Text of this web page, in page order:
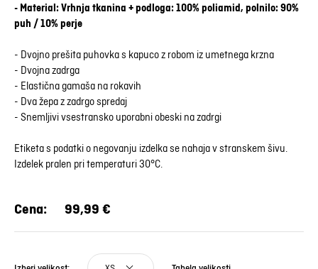
- Material: Vrhnja tkanina + podloga: 100% poliamid, polnilo: 90%
puh / 10% perje
- Dvojno prešita puhovka s kapuco z robom iz umetnega krzna
- Dvojna zadrga
- Elastična gamaša na rokavih
- Dva žepa z zadrgo spredaj
- Snemljivi vsestransko uporabni obeski na zadrgi
Etiketa s podatki o negovanju izdelka se nahaja v stranskem šivu.
Izdelek pralen pri temperaturi 30°C.
Cena: 99,99 €